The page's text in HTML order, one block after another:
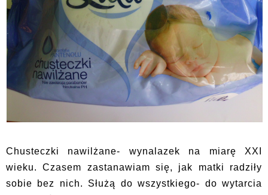
Chusteczki nawilżane- wynalazek na miarę XXI
wieku. Czasem zastanawiam się, jak matki radziły
sobie bez nich. Służą do wszystkiego- do wytarcia